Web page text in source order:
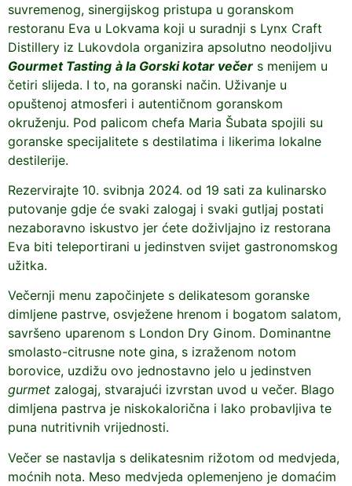
suvremenog, sinergijskog pristupa u goranskom
restoranu Eva u Lokvama koji u suradnji s Lynx Craft
Distillery iz Lukovdola organizira apsolutno neodoljivu
Gourmet Tasting à la Gorski kotar večer s menijem u
četiri slijeda. I to, na goranski način. Uživanje u
opuštenoj atmosferi i autentičnom goranskom
okruženju. Pod palicom chefa Maria Šubata spojili su
goranske specijalitete s destilatima i likerima lokalne
destilerije.
Rezervirajte 10. svibnja 2024. od 19 sati za kulinarsko
putovanje gdje će svaki zalogaj i svaki gutljaj postati
nezaboravno iskustvo jer ćete doživljajno iz restorana
Eva biti teleportirani u jedinstven svijet gastronomskog
užitka.
Večernji menu započinjete s delikatesom goranske
dimljene pastrve, osvježene hrenom i bogatom salatom,
savršeno uparenom s London Dry Ginom. Dominantne
smolasto-citrusne note gina, s izraženom notom
borovice, uzdižu ovo jednostavno jelo u jedinstven
gurmet zalogaj, stvarajući izvrstan uvod u večer. Blago
dimljena pastrva je niskokalorična i lako probavljiva te
puna nutritivnih vrijednosti.
Večer se nastavlja s delikatesnim rižotom od medvjeda,
moćnih nota. Meso medvjeda oplemenjeno je domaćim